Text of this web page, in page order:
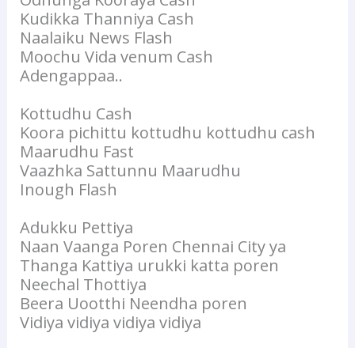
Kudikka Thanniya Cash
Naalaiku News Flash
Moochu Vida venum Cash
Adengappaa..
Kottudhu Cash
Koora pichittu kottudhu kottudhu cash
Maarudhu Fast
Vaazhka Sattunnu Maarudhu
Inough Flash
Adukku Pettiya
Naan Vaanga Poren Chennai City ya
Thanga Kattiya urukki katta poren
Neechal Thottiya
Beera Uootthi Neendha poren
Vidiya vidiya vidiya vidiya